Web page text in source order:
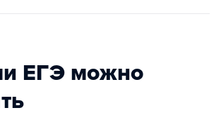
ЕГЭ можно